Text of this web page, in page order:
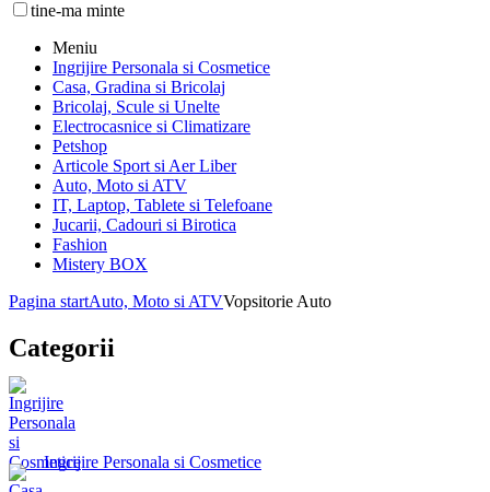
tine-ma minte
Meniu
Ingrijire Personala si Cosmetice
Casa, Gradina si Bricolaj
Bricolaj, Scule si Unelte
Electrocasnice si Climatizare
Petshop
Articole Sport si Aer Liber
Auto, Moto si ATV
IT, Laptop, Tablete si Telefoane
Jucarii, Cadouri si Birotica
Fashion
Mistery BOX
Pagina startAuto, Moto si ATVVopsitorie Auto
Categorii
Ingrijire Personala si Cosmetice